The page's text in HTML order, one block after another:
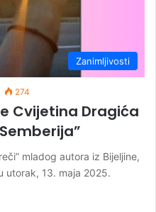
Zanimljivosti
274
Cvijetina Dragića
mladog autora iz Bijeljine,
utorak, 13. maja 2025.